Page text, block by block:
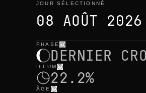
JOUR SÉLECTIONNÉ
08 AOÛT 2026
jour sélectionné
PHASE
DERNIER
ILLUM
22.2%
ÂGE